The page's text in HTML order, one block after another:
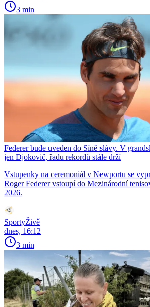
3 min
Federer bude uveden do Síně slávy. V
jen Djokovič, řadu rekordů stále drží
Vstupenky na ceremoniál v Newportu se
Roger Federer vstoupí do Mezinárodní
2026.
SportyŽivě
dnes, 16:12
3 min